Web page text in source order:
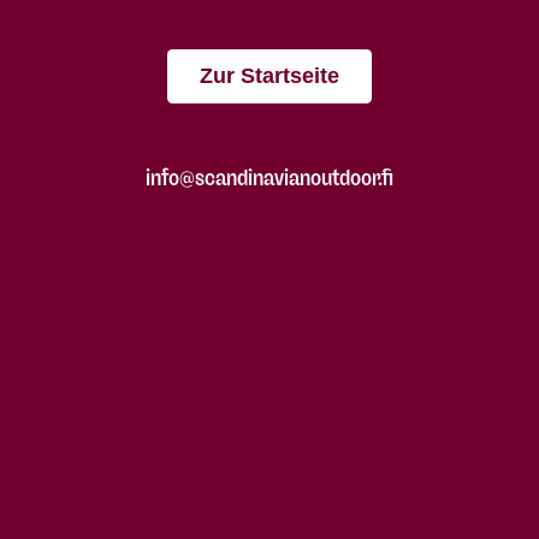
Zur Startseite
info@scandinavianoutdoor.fi